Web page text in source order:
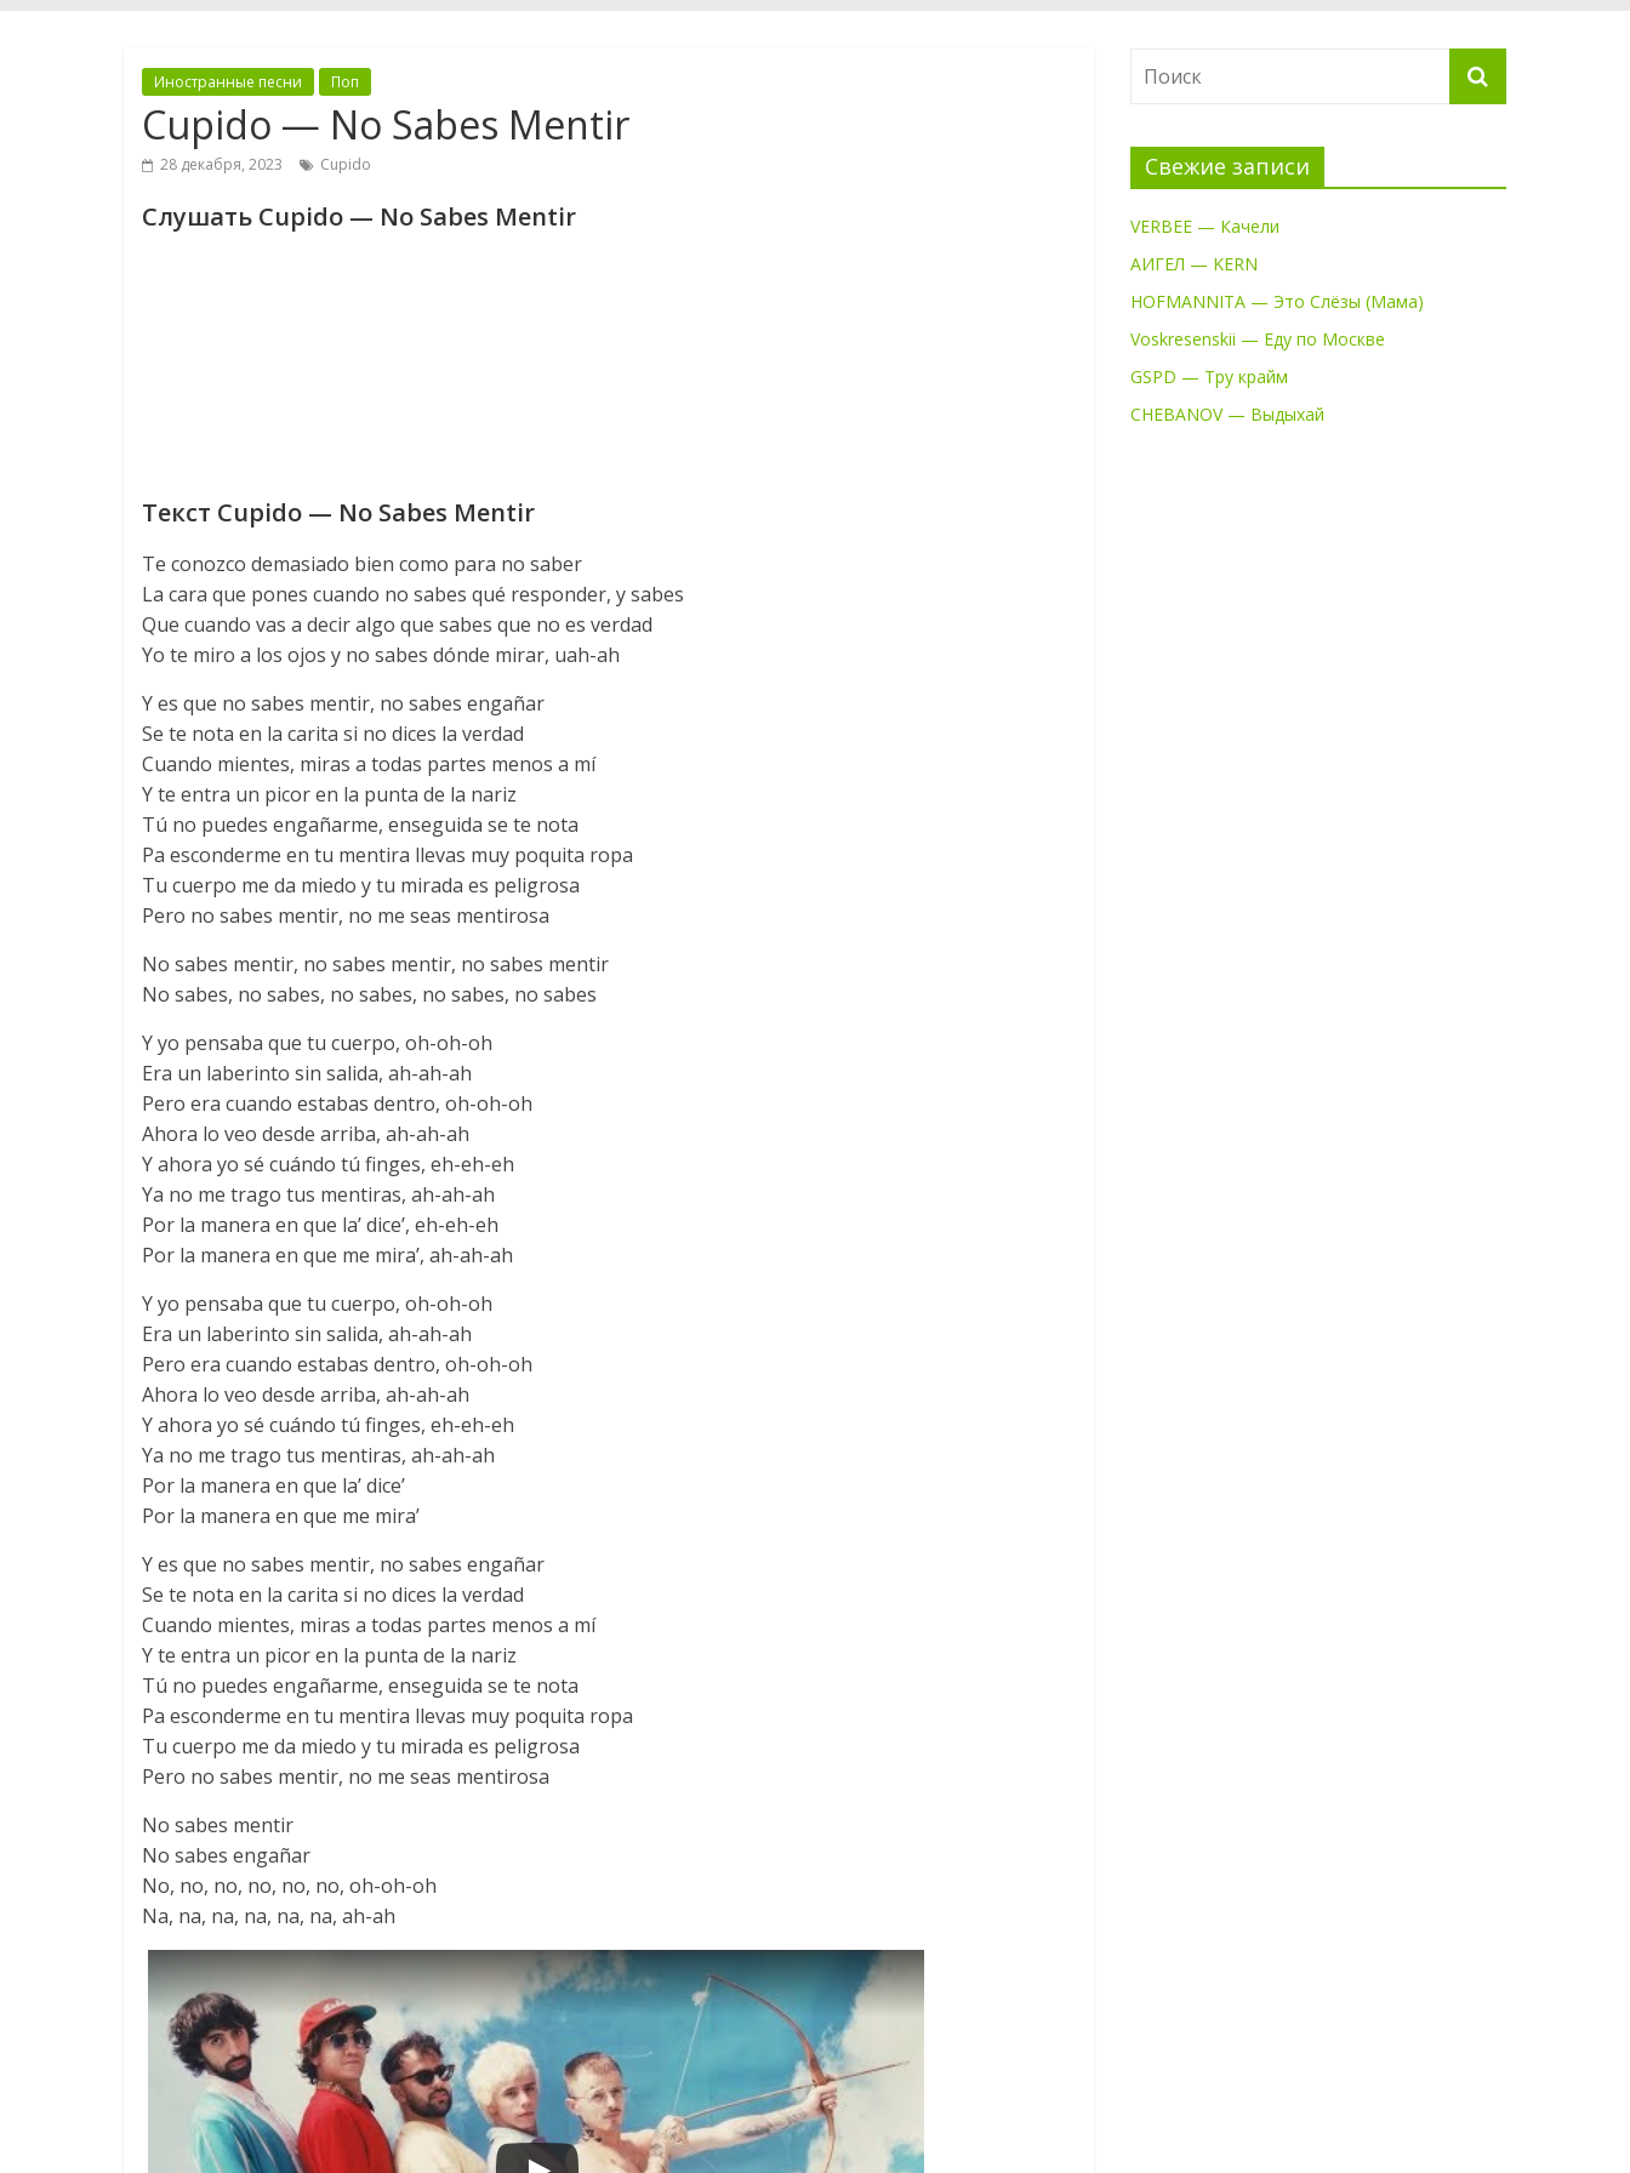
Иностранные песни Поп
Cupido — No Sabes Mentir
28 декабря, 2023 Cupido
Слушать Cupido — No Sabes Mentir
Текст Cupido — No Sabes Mentir
Te conozco demasiado bien como para no saber
La cara que pones cuando no sabes qué responder, y sabes
Que cuando vas a decir algo que sabes que no es verdad
Yo te miro a los ojos y no sabes dónde mirar, uah-ah
Y es que no sabes mentir, no sabes engañar
Se te nota en la carita si no dices la verdad
Cuando mientes, miras a todas partes menos a mí
Y te entra un picor en la punta de la nariz
Tú no puedes engañarme, enseguida se te nota
Pa esconderme en tu mentira llevas muy poquita ropa
Tu cuerpo me da miedo y tu mirada es peligrosa
Pero no sabes mentir, no me seas mentirosa
No sabes mentir, no sabes mentir, no sabes mentir
No sabes, no sabes, no sabes, no sabes, no sabes
Y yo pensaba que tu cuerpo, oh-oh-oh
Era un laberinto sin salida, ah-ah-ah
Pero era cuando estabas dentro, oh-oh-oh
Ahora lo veo desde arriba, ah-ah-ah
Y ahora yo sé cuándo tú finges, eh-eh-eh
Ya no me trago tus mentiras, ah-ah-ah
Por la manera en que la’ dice’, eh-eh-eh
Por la manera en que me mira’, ah-ah-ah
Y yo pensaba que tu cuerpo, oh-oh-oh
Era un laberinto sin salida, ah-ah-ah
Pero era cuando estabas dentro, oh-oh-oh
Ahora lo veo desde arriba, ah-ah-ah
Y ahora yo sé cuándo tú finges, eh-eh-eh
Ya no me trago tus mentiras, ah-ah-ah
Por la manera en que la’ dice’
Por la manera en que me mira’
Y es que no sabes mentir, no sabes engañar
Se te nota en la carita si no dices la verdad
Cuando mientes, miras a todas partes menos a mí
Y te entra un picor en la punta de la nariz
Tú no puedes engañarme, enseguida se te nota
Pa esconderme en tu mentira llevas muy poquita ropa
Tu cuerpo me da miedo y tu mirada es peligrosa
Pero no sabes mentir, no me seas mentirosa
No sabes mentir
No sabes engañar
No, no, no, no, no, no, oh-oh-oh
Na, na, na, na, na, na, ah-ah
Свежие записи
VERBEE — Качели
АИГЕЛ — KERN
HOFMANNITA — Это Слёзы (Мама)
Voskresenskii — Еду по Москве
GSPD — Тру крайм
CHEBANOV — Выдыхай